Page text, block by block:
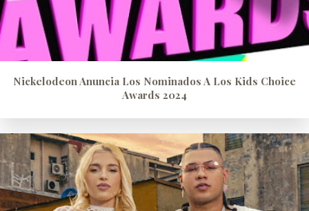
Nickelodeon Anuncia Los Nominados A Los Kids Choice
Awards 2024